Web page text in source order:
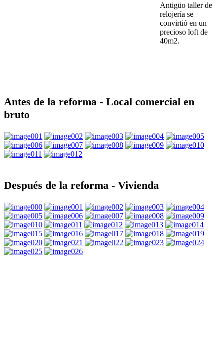
Antigüo taller de
relojería se
convirtió en un
precioso loft de
40m2.
Antes de la reforma - Local comercial en
bruto
Después de la reforma - Vivienda